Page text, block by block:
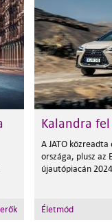
Kalandra
A JATO
országa, plusz az
újautópiacán
Életmód